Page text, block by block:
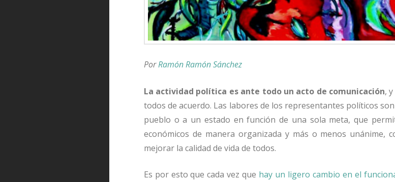
PorRamón Ramón Sánchez
La actividad política es ante todo un acto de comunicación,
todos de acuerdo. Las labores de los representantes políticos
pueblo o a un estado en función de una sola meta, que
económicos de manera organizada y más o menos unánime,
mejorar la calidad de vida de todos.
Es por esto que cada vez que hay un ligero cambio en el